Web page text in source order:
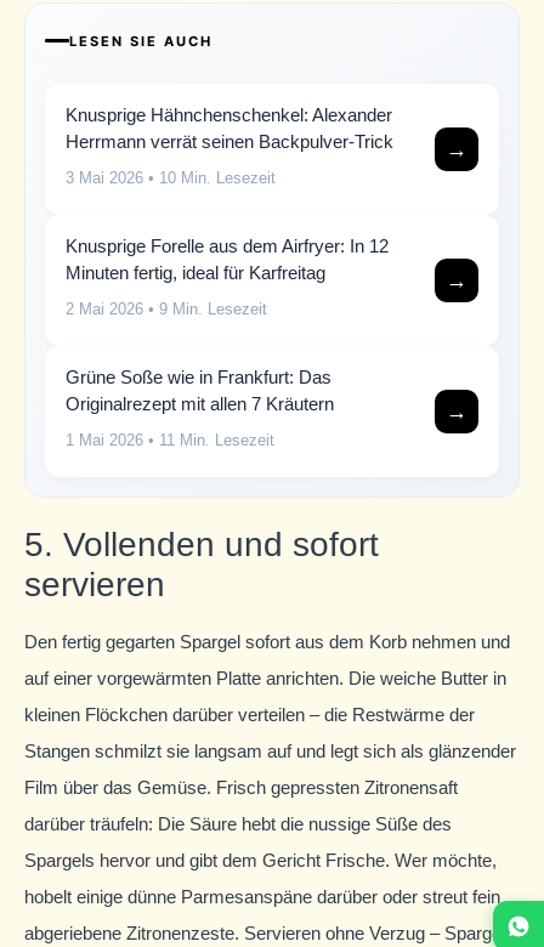
LESEN SIE AUCH
Knusprige Hähnchenschenkel: Alexander
Herrmann verrät seinen Backpulver-Trick
3 Mai 2026 • 10 Min. Lesezeit
→
Knusprige Forelle aus dem Airfryer: In 12
Minuten fertig, ideal für Karfreitag
2 Mai 2026 • 9 Min. Lesezeit
→
Grüne Soße wie in Frankfurt: Das
Originalrezept mit allen 7 Kräutern
1 Mai 2026 • 11 Min. Lesezeit
→
5. Vollenden und sofort
servieren
Den fertig gegarten Spargel sofort aus dem Korb nehmen und
auf einer vorgewärmten Platte anrichten. Die weiche Butter in
kleinen Flöckchen darüber verteilen – die Restwärme der
Stangen schmilzt sie langsam auf und legt sich als glänzender
Film über das Gemüse. Frisch gepressten Zitronensaft
darüber träufeln: Die Säure hebt die nussige Süße des
Spargels hervor und gibt dem Gericht Frische. Wer möchte,
hobelt einige dünne Parmesanspäne darüber oder streut fein
abgeriebene Zitronenzeste. Servieren ohne Verzug – Spargel